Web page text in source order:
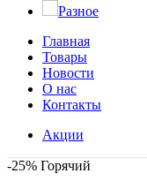
Разное
Главная
Товары
Новости
О нас
Контакты
Акции
-25% Горячий